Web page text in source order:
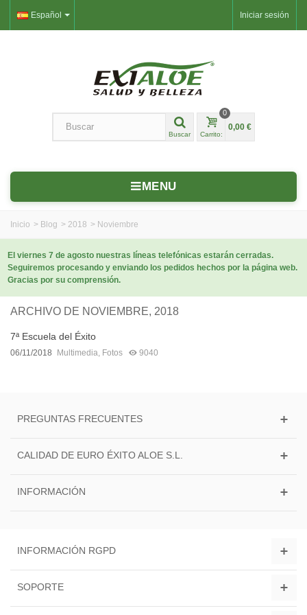
Iniciar sesión
Español
Buscar Carrito:
0
0,00 €
MENU
Inicio > Blog > 2018 > Noviembre
El viernes 7 de agosto nuestras líneas telefónicas estarán cerradas.
Seguiremos procesando y enviando los pedidos hechos por la página web.
Gracias por su comprensión.
ARCHIVO DE NOVIEMBRE, 2018
7ª Escuela del Éxito
06/11/2018 Multimedia, Fotos 9040
PREGUNTAS FRECUENTES
CALIDAD DE EURO ÉXITO ALOE S.L.
INFORMACIÓN
INFORMACIÓN RGPD
SOPORTE